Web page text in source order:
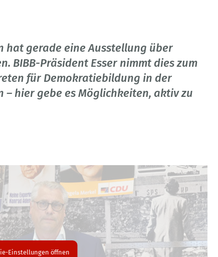
hat gerade eine Ausstellung über
BIBB-Präsident Esser nimmt dies zum
für Demokratiebildung in der
hier gebe es Möglichkeiten, aktiv zu
Einstellungen öffnen